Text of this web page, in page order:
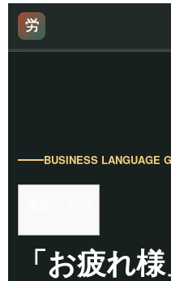
労
BUSINESS LANGUAGE
「お疲れ